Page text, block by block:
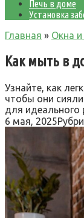
Печь в доме
Установка
Главная » Окна
Как мыть в
Узнайте, как
чтобы они
для идеального
6 мая, 2025